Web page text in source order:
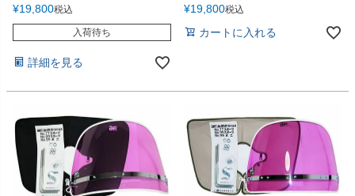
¥19,800税込
入荷待ち
詳細を見る
¥19,800税込
カートに入れる